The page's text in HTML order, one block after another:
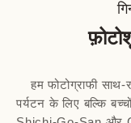
हम फोटोग्राफी
पर्यटन के लिए बल्कि